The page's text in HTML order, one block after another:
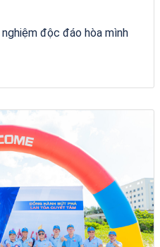
độc đáo hòa mình